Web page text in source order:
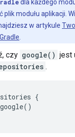
dla każdego
plik modułu aplikacji.
w artykule
czy google() jest
.
google()